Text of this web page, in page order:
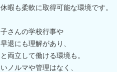
暇も柔軟に取得可能な環境です。
さんの学校行事や
退にも理解があり、
両立して働ける環境も。
ノルマや管理はなく、